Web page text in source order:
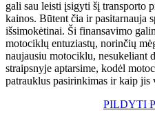
gali sau leisti įsigyti šį transporto
kainos. Būtent čia ir pasitarnauja
išsimokėtinai. Ši finansavimo
motociklų entuziastų, norinčių
naujausiu motociklu, nesukeliant
straipsnyje aptarsime, kodėl
patrauklus pasirinkimas ir kaip jis
PILDYTI